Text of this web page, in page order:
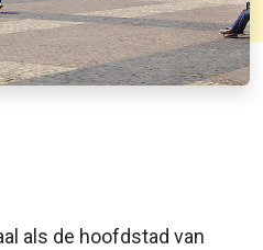
als de hoofdstad van